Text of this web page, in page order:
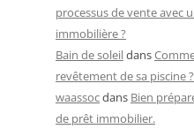
processus de vente avec
immobilière ?
Bain de soleildans
revêtement de sa piscine ?
waassocdans Bien
de prêt immobilier.